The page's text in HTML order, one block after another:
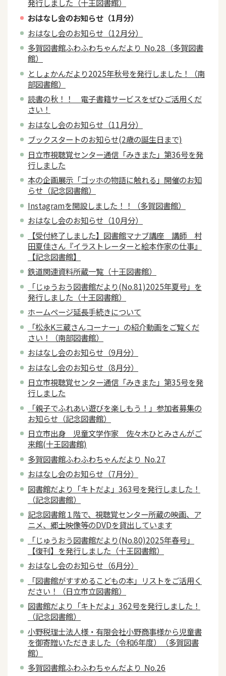
発行しました（十王図書館）
おはなし会のお知らせ（1月分）
おはなし会のお知らせ（12月分）
多賀図書館ふわふわちゃんだより No.28（多賀図書
館）
としょかんだより2025年秋号を発行しました！（南
部図書館）
読書の秋！！ 電子書籍サービスをぜひご活用くだ
さい！
おはなし会のお知らせ（11月分）
ブックスタートのお知らせ(2歳の誕生日まで)
日立市視聴覚センター通信「みきまた」第36号を発
行しました
本の企画展示「ゴッホの物語に触れる」開催のお知
らせ（記念図書館）
Instagramを開設しました！！（多賀図書館）
おはなし会のお知らせ（10月分）
【受付終了しました】図書館マナブ講座 講師 村
田夏佳さん『イラストレーターと絵本作家の仕事』
【記念図書館】
鉄道関連資料所蔵一覧（十王図書館）
「じゅうおう図書館だより(No.81)2025年夏号」を
発行しました（十王図書館）
ホームページ延長手続きについて
「松永K三蔵さんコーナー」の紹介動画をご覧くだ
さい！（南部図書館）
おはなし会のお知らせ（9月分）
おはなし会のお知らせ（8月分）
日立市視聴覚センター通信「みきまた」第35号を発
行しました
「親子でふれあい遊びを楽しもう！」参加者募集の
お知らせ（記念図書館）
日立市出身 児童文学作家 佐々木ひとみさんがご
来館(十王図書館)
多賀図書館ふわふわちゃんだより No.27
おはなし会のお知らせ（7月分）
図書館だより「キトだよ」363号を発行しました！
（記念図書館）
記念図書館１階で、視聴覚センター所蔵の映画、ア
ニメ、郷土映像等のDVDを貸出しています
「じゅうおう図書館だより(No.80)2025年春号」
【復刊】を発行しました（十王図書館）
おはなし会のお知らせ（6月分）
「図書館がすすめるこどもの本」リストをご活用く
ださい！（日立市立図書館）
図書館だより「キトだよ」362号を発行しました！
（記念図書館）
小野税理士法人様・有限会社小野商事様から児童書
を御寄贈いただきました（令和6年度）（多賀図書
館）
多賀図書館ふわふわちゃんだより No.26